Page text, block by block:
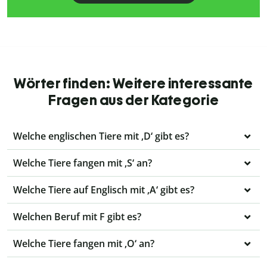
Wörter finden: Weitere interessante
Fragen aus der Kategorie
Welche englischen Tiere mit ‚D‘ gibt es?
Welche Tiere fangen mit ‚S‘ an?
Welche Tiere auf Englisch mit ‚A‘ gibt es?
Welchen Beruf mit F gibt es?
Welche Tiere fangen mit ‚O‘ an?